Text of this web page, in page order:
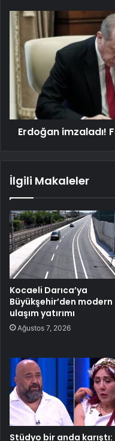
Erdoğan imzaladı!
İlgili Makaleler
Kocaeli Darıca’ya
Büyükşehir’den modern
ulaşım yatırımı
Ağustos 7, 2026
Stüdyo bir anda karıştı: